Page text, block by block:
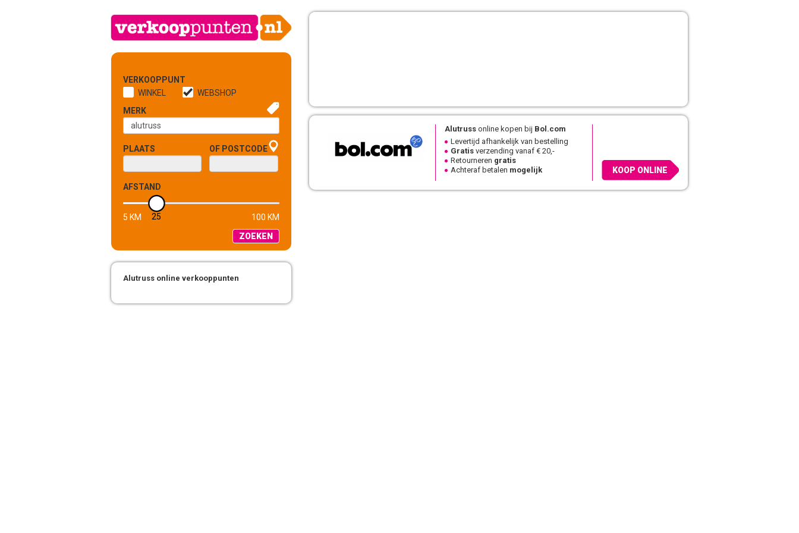
VERKOOPPUNT
WINKEL
WEBSHOP
MERK
PLAATS OF POSTCODE
AFSTAND
5 KM 25
100 KM
ZOEKEN
Alutruss online verkooppunten
Alutruss online kopen bij Bol.com
Levertijd afhankelijk van bestelling
Gratis verzending vanaf € 20,-
Retourneren gratis
Achteraf betalen mogelijk KOOP ONLINE